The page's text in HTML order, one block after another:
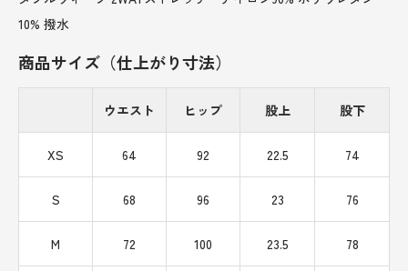
10% 撥水
商品サイズ（仕上がり寸法）
ウエスト ヒップ 股上 股下
XS 64 92 22.5 74
S 68 96 23 76
M 72 100 23.5 78